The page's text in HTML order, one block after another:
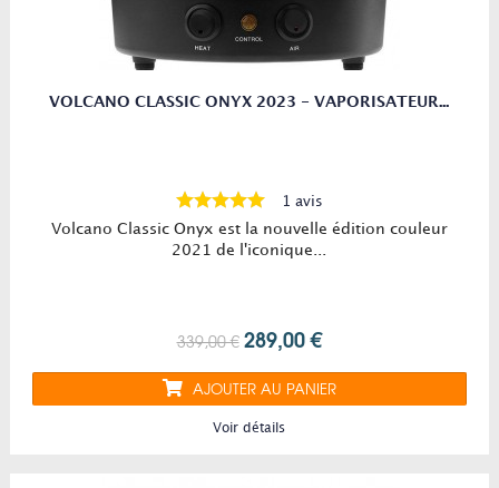
VOLCANO CLASSIC ONYX 2023 - VAPORISATEUR...
1 avis
Volcano Classic Onyx est la nouvelle édition couleur
2021 de l'iconique...
339,00 € 289,00 €
AJOUTER AU PANIER
Voir détails